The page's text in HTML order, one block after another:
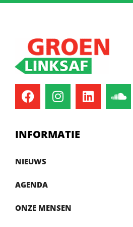
INFORMATIE
NIEUWS
AGENDA
ONZE MENSEN